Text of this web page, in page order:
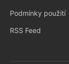
Podmínky použití
RSS Feed